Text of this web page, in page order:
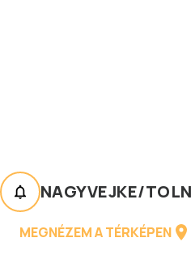
NAGYVEJKE/
MEGNÉZEM A TÉRKÉPEN